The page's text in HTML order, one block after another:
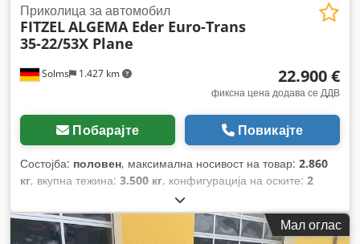
Solms 1.427 km
Приколица за автомобил
FITZELALGEMA Eder Euro-Trans
35-22/53X Plane
22.900 €
фиксна цена додава се ДДВ
Побарајте Повикајте
Состојба: половен, максимална носивост на товар: 2.860
кг, вкупна тежина: 3.500 кг, конфигурација на оските: 2
12/2022
мм, Година на изградба:2022,
Мал оглас